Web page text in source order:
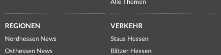
Alle Themen
REGIONEN
Nordhessen News
Osthessen News
VERKEHR
Staus Hessen
Blitzer Hessen